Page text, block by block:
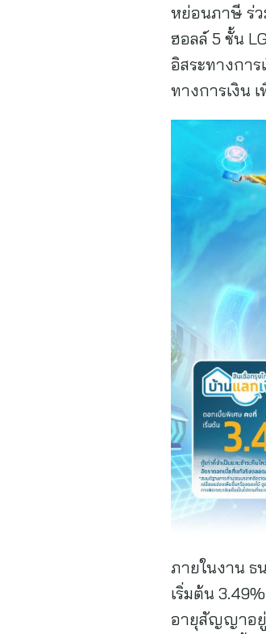
หย่อนภาษี ร่ว
ฮอลล์ 5 ชั้น
อิสระทางกา
ทางการเงิน
ภายในงาน ธ
เริ่มต้น
อายุสัญญาอยู่